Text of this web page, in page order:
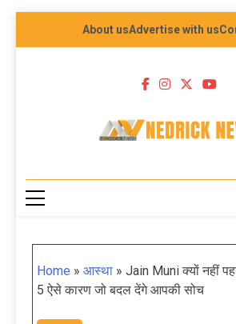
About usAdvertise with us
Home » आस्था » Jain Muni क्यों नहीं
5 ऐसे कारण जो बदल देंगे आपकी सोच